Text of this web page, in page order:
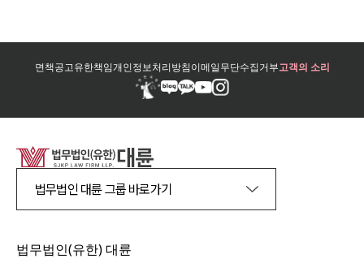
면책공고유한책임개인정보처리방침이메일무단수집거부고객의 소리
법무법인 대륜 그룹 바로가기
법무법인(유한) 대륜